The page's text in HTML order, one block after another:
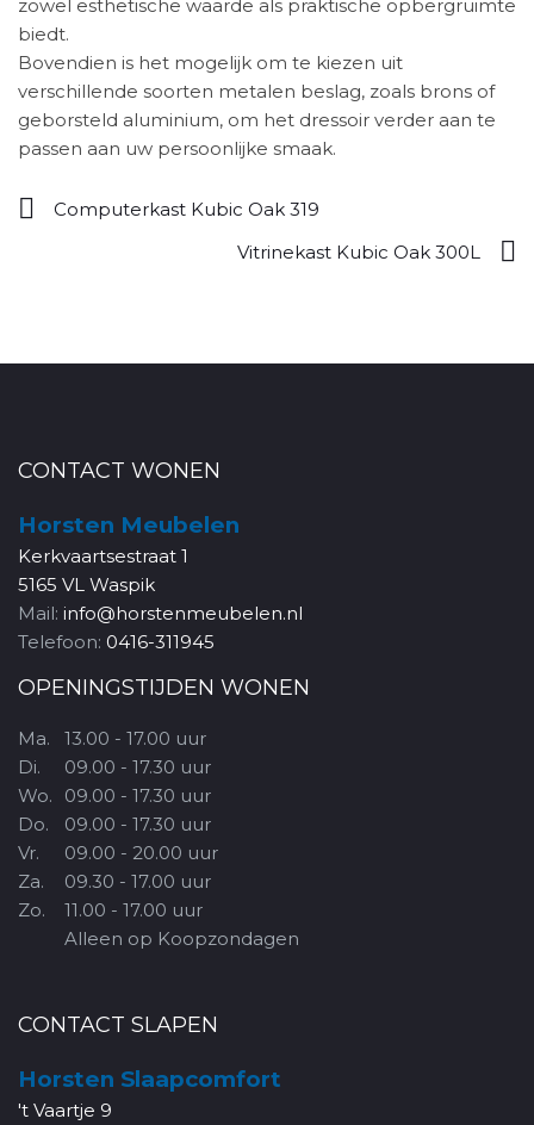
zowel esthetische waarde als praktische opbergruimte
biedt.
Bovendien is het mogelijk om te kiezen uit
verschillende soorten metalen beslag, zoals brons of
geborsteld aluminium, om het dressoir verder aan te
passen aan uw persoonlijke smaak.
Computerkast Kubic Oak 319
Vitrinekast Kubic Oak 300L
CONTACT WONEN
Horsten Meubelen
Kerkvaartsestraat 1
5165 VL Waspik
Mail: info@horstenmeubelen.nl
Telefoon: 0416-311945
OPENINGSTIJDEN WONEN
Ma.
Di.
Wo.
Do.
Vr.
Za.
Zo.
13.00 - 17.00 uur
09.00 - 17.30 uur
09.00 - 17.30 uur
09.00 - 17.30 uur
09.00 - 20.00 uur
09.30 - 17.00 uur
11.00 - 17.00 uur
Alleen op Koopzondagen
CONTACT SLAPEN
Horsten Slaapcomfort
't Vaartje 9